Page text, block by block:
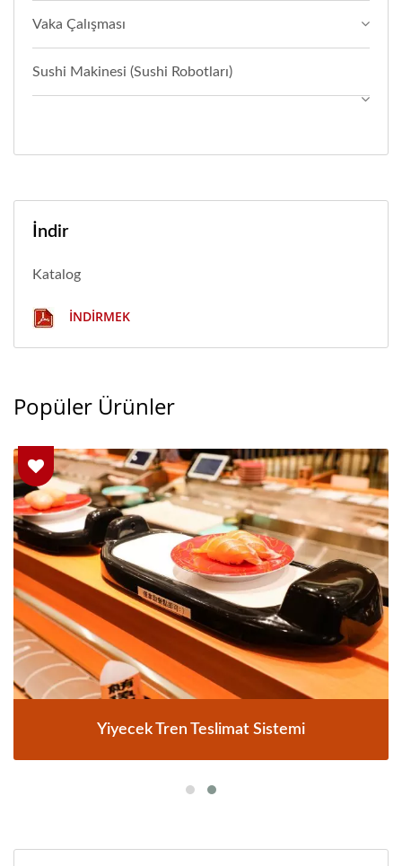
Vaka Çalışması
Sushi Makinesi (Sushi Robotları)
İndir
Katalog
İNDIRMEK
Popüler Ürünler
Yiyecek Tren Teslimat Sistemi